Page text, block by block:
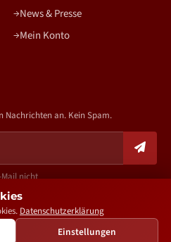
News & Presse
Mein Konto
Nachrichten an. Kein Spam.
nicht
rights reserved. | Created by
Datenschutzerklärung
Einstellungen